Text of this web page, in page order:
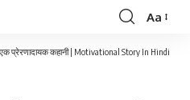
Font
Resizer
Aa
एक प्रेरणादायक कहानी | Motivational Story In Hindi